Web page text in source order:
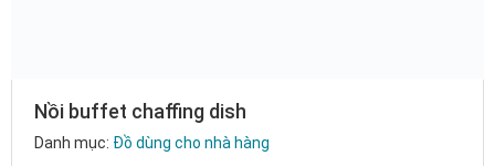
Nồi buffet chaffing dish
Danh mục: Đồ dùng cho nhà hàng